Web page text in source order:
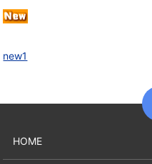
new1
HOME